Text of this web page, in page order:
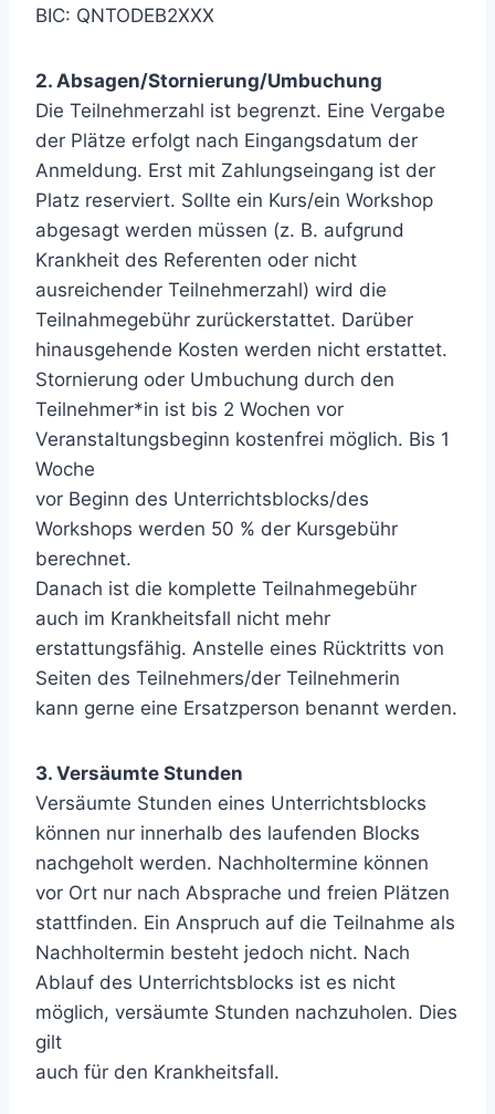
BIC: QNTODEB2XXX
2. Absagen/Stornierung/Umbuchung
Die Teilnehmerzahl ist begrenzt. Eine Vergabe
der Plätze erfolgt nach Eingangsdatum der
Anmeldung. Erst mit Zahlungseingang ist der
Platz reserviert. Sollte ein Kurs/ein Workshop
abgesagt werden müssen (z. B. aufgrund
Krankheit des Referenten oder nicht
ausreichender Teilnehmerzahl) wird die
Teilnahmegebühr zurückerstattet. Darüber
hinausgehende Kosten werden nicht erstattet.
Stornierung oder Umbuchung durch den
Teilnehmer*in ist bis 2 Wochen vor
Veranstaltungsbeginn kostenfrei möglich. Bis 1
Woche
vor Beginn des Unterrichtsblocks/des
Workshops werden 50 % der Kursgebühr
berechnet.
Danach ist die komplette Teilnahmegebühr
auch im Krankheitsfall nicht mehr
erstattungsfähig. Anstelle eines Rücktritts von
Seiten des Teilnehmers/der Teilnehmerin
kann gerne eine Ersatzperson benannt werden.
3. Versäumte Stunden
Versäumte Stunden eines Unterrichtsblocks
können nur innerhalb des laufenden Blocks
nachgeholt werden. Nachholtermine können
vor Ort nur nach Absprache und freien Plätzen
stattfinden. Ein Anspruch auf die Teilnahme als
Nachholtermin besteht jedoch nicht. Nach
Ablauf des Unterrichtsblocks ist es nicht
möglich, versäumte Stunden nachzuholen. Dies
gilt
auch für den Krankheitsfall.